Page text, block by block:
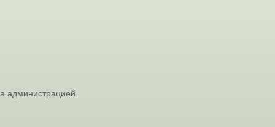
администрацией.